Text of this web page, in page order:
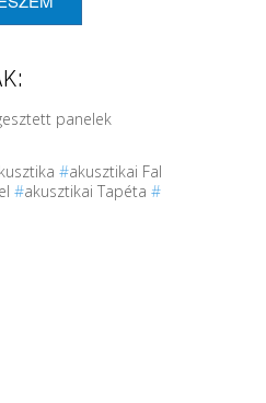
panelek
#akusztikai Fal
#akusztikai Tapéta #